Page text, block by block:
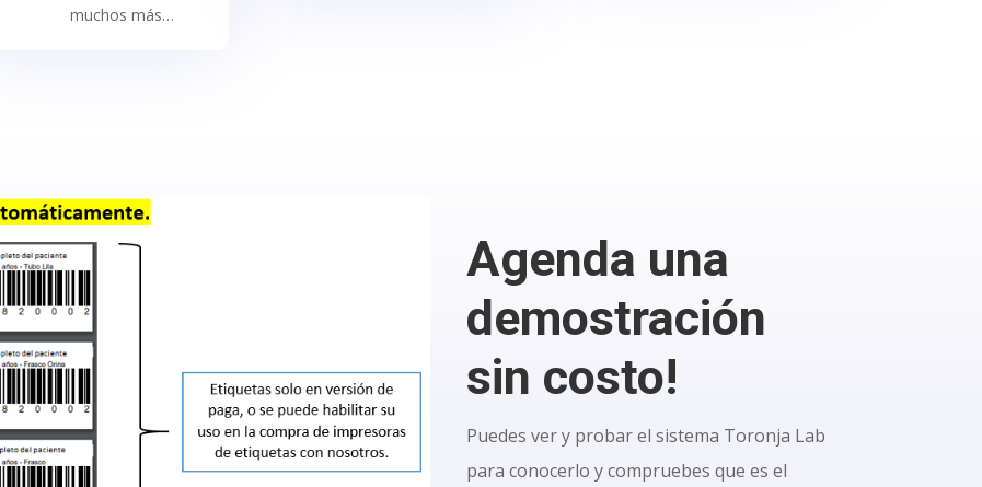
muchos más…
Agenda una
demostración
sin costo!
Puedes ver y probar el sistema Toronja Lab
para conocerlo y compruebes que es el